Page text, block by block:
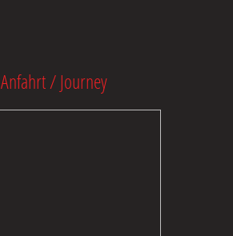
Anfahrt / Journey